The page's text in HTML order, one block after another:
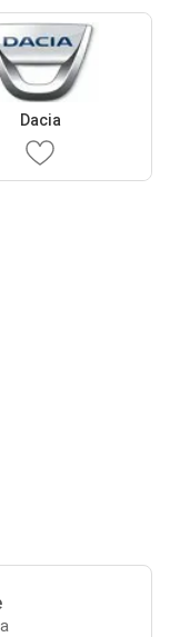
Dacia